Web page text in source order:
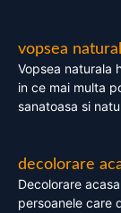
vopsea
Vopsea naturala
in ce mai multa
sanatoasa si
decolorare
Decolorare
persoanele care